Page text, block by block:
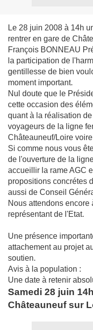
Le 28 juin 2008 à 14h
rentrer en gare de
François BONNEAU
la participation de
gentillesse de bien
moment important.
Nul doute que le
cette occasion des
quant à la réalisation
voyageurs de la ligne
Châteauneuf/Loire
Si comme nous vous
de l'ouverture de la
accueillir la rame AGC
propositions concrétes
aussi de Conseil
Nous attendons encore
représentant de l'Etat.
Une présence
attachement au projet
soutien.
Avis à la population :
Une date à retenir
Samedi 28 juin
Châteauneuf sur